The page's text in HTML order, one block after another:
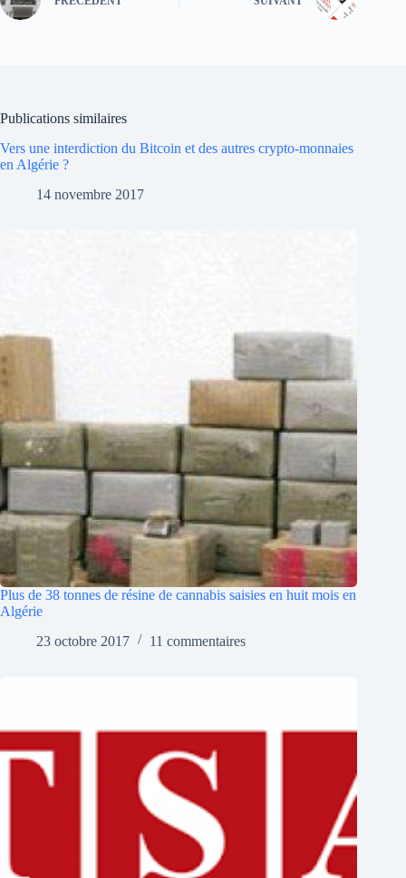
Publications similaires
Vers une interdiction du Bitcoin et des autres crypto-monnaies
en Algérie ?
14 novembre 2017
Plus de 38 tonnes de résine de cannabis saisies en huit mois en
Algérie
23 octobre 2017
11 commentaires